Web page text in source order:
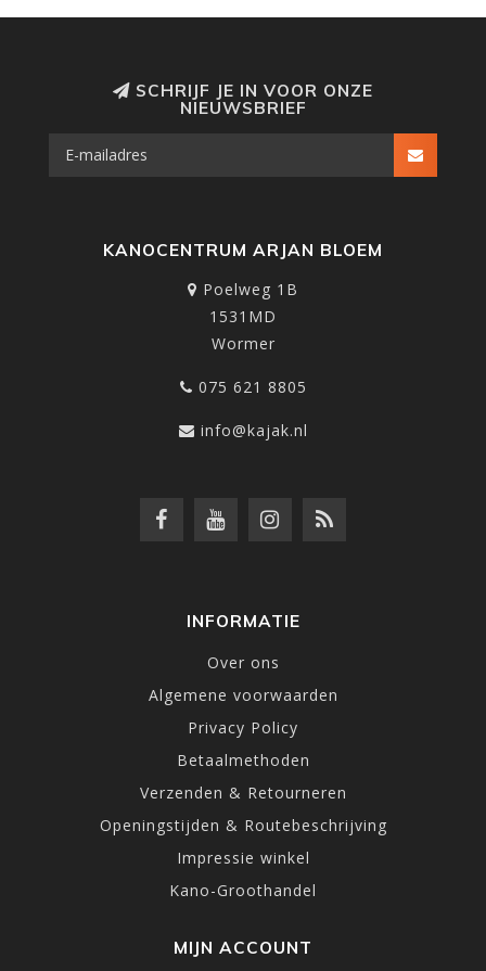
SCHRIJF JE IN VOOR ONZE
NIEUWSBRIEF
KANOCENTRUM ARJAN BLOEM
Poelweg 1B
1531MD
Wormer
075 621 8805
info@kajak.nl
INFORMATIE
Over ons
Algemene voorwaarden
Privacy Policy
Betaalmethoden
Verzenden & Retourneren
Openingstijden & Routebeschrijving
Impressie winkel
Kano-Groothandel
MIJN ACCOUNT